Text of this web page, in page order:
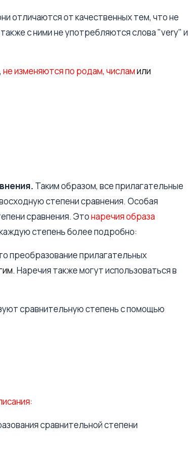
отличаются от качественных тем, что не
с ними не употребляются слова "very" и
не изменяются по родам, числамили
Таким образом, все прилагательные
степени сравнения. Особая
сравнения. Этонаречия образа
степень более подробно:
преобразование прилагательных
Наречия также могут использоваться в
сравнительную степень с помощью
сравнительной степени